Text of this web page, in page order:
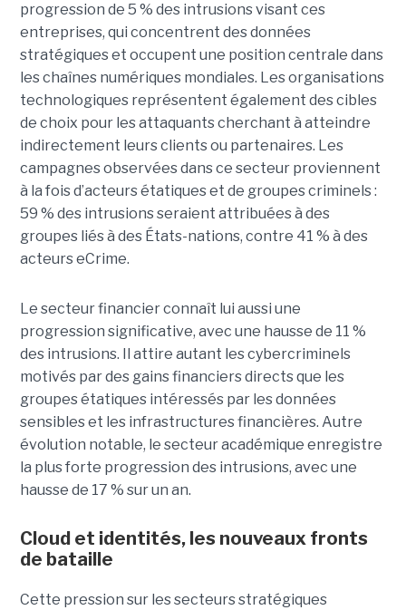
progression de 5 % des intrusions visant ces
entreprises, qui concentrent des données
stratégiques et occupent une position centrale dans
les chaînes numériques mondiales. Les organisations
technologiques représentent également des cibles
de choix pour les attaquants cherchant à atteindre
indirectement leurs clients ou partenaires. Les
campagnes observées dans ce secteur proviennent
à la fois d’acteurs étatiques et de groupes criminels :
59 % des intrusions seraient attribuées à des
groupes liés à des États-nations, contre 41 % à des
acteurs eCrime.
Le secteur financier connaît lui aussi une
progression significative, avec une hausse de 11 %
des intrusions. Il attire autant les cybercriminels
motivés par des gains financiers directs que les
groupes étatiques intéressés par les données
sensibles et les infrastructures financières. Autre
évolution notable, le secteur académique enregistre
la plus forte progression des intrusions, avec une
hausse de 17 % sur un an.
Cloud et identités, les nouveaux fronts
de bataille
Cette pression sur les secteurs stratégiques